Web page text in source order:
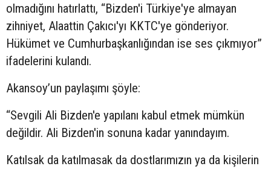
olmadığını hatırlattı, “Bizden'i Türkiye'ye almayan
zihniyet, Alaattin Çakıcı'yı KKTC'ye gönderiyor.
Hükümet ve Cumhurbaşkanlığından ise ses çıkmıyor”
ifadelerini kulandı.
Akansoy’un paylaşımı şöyle:
“Sevgili Ali Bizden'e yapılanı kabul etmek mümkün
değildir. Ali Bizden'in sonuna kadar yanındayım.
Katılsak da katılmasak da dostlarımızın ya da kişilerin